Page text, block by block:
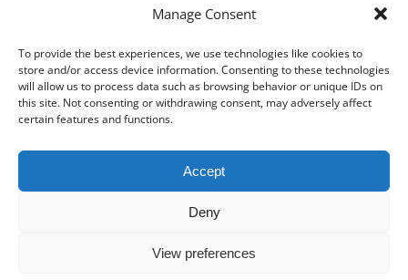
Manage Consent
To provide the best experiences, we use technologies like cookies to
store and/or access device information. Consenting to these technologies
will allow us to process data such as browsing behavior or unique IDs on
this site. Not consenting or withdrawing consent, may adversely affect
certain features and functions.
Accept
Deny
View preferences